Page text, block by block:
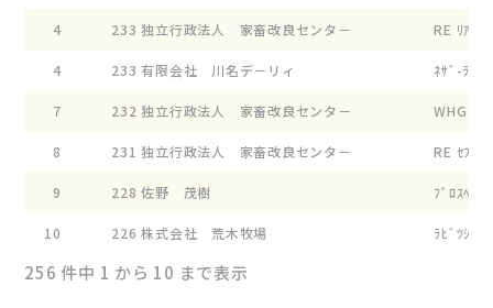
4 233 独立行政法人 家畜改良センタ－ RE ﾘｱﾅ
4 233 有限会社 川名デ－リィ ﾈｻﾞ-ﾗﾝﾄ
7 232 独立行政法人 家畜改良センタ－ WHG ｶ-
8 231 独立行政法人 家畜改良センタ－ RE ｾﾌﾞﾆ
9 228 佐野 茂樹 ﾌﾟﾛｽﾍﾟﾘ
10 226 株式会社 荒木牧場 ﾗﾋﾞﾂｼﾕ
256 件中 1 から 10 まで表示